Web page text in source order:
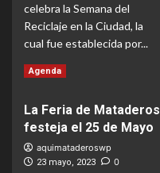
9,
junto
Quiroz
Macri
celebra la Semana del
Reciclaje en la Ciudad, la
cual fue establecida por...
Leer MásLea
de
Celebración
de
Agenda
La Feria de Mataderos
festeja el 25 de Mayo
aquimataderoswp
23 mayo, 2023 0